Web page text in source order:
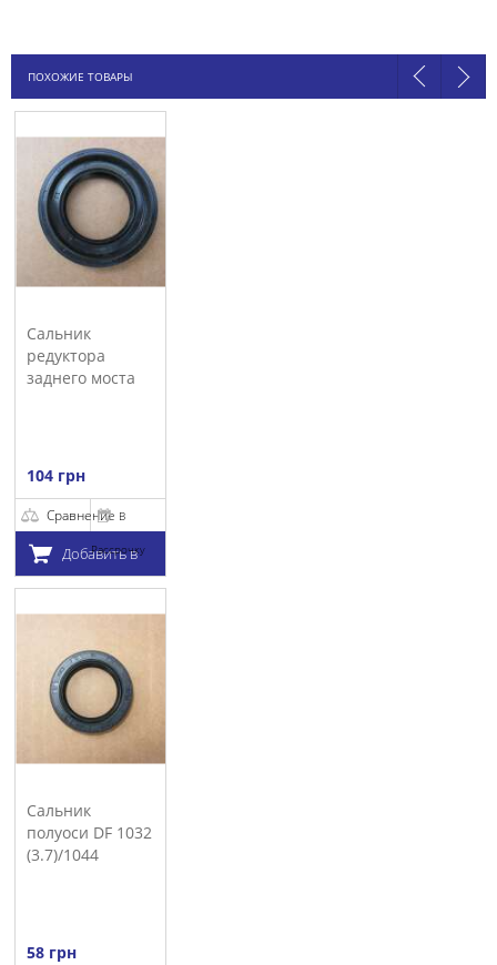
ПОХОЖИЕ ТОВАРЫ
Сальник
редуктора
заднего моста
104 грн
Сравнение В
Рассрочку
Добавить в
Сальник
полуоси DF 1032
(3.7)/1044
58 грн